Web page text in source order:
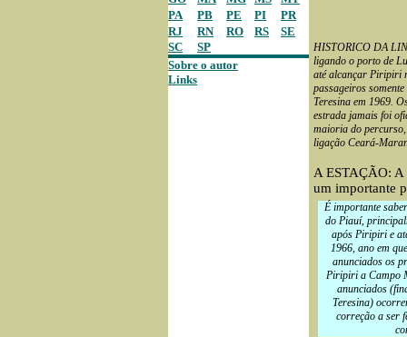
PA
PB PE PI
PR
RJ
RN RO RS
SE
SC
SP
Sobre o autor
Links
HISTORICO DA
ligando o porto de
até alcançar Piripiri
passageiros
Teresina em 1969.
estrada jamais foi
maioria do percurso,
ligação Ceará-
A ESTAÇÃO:
um importante
É importante
do Piauí,
após Piripiri e
1966, ano em
anunciados os
Piripiri a Campo
anunciados
Teresina)
correção a ser